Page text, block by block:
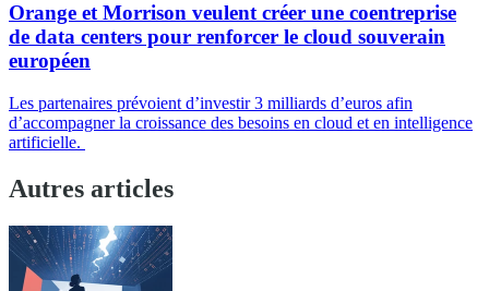
Orange et Morrison veulent créer une coentreprise
de data centers pour renforcer le cloud souverain
européen
Les partenaires prévoient d’investir 3 milliards d’euros afin
d’accompagner la croissance des besoins en cloud et en intelligence
artificielle.
Autres articles